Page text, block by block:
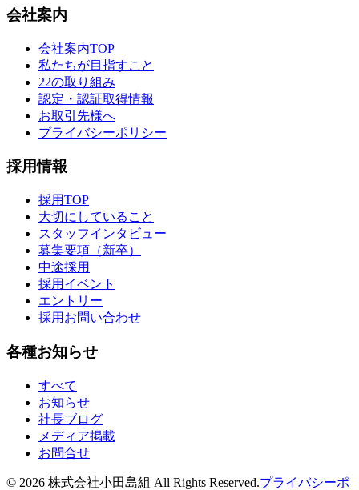
会社案内
会社案内TOP
私たちが目指すこと
22の取り組み
認定・認証取得情報
お取引先様へ
プライバシーポリシー
採用情報
採用TOP
大切にしていること
スタッフインタビュー
募集要項（新卒）
中途採用
採用イベント
エントリー
採用お問い合わせ
各種お知らせ
すべて
お知らせ
社長ブログ
メディア掲載
お問合せ
© 2026 株式会社小田島組 All Rights Reserved.プライバシーポ